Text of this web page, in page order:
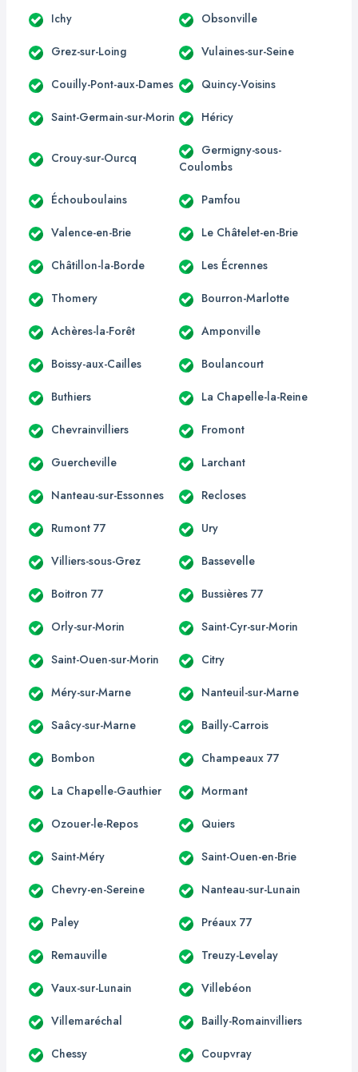
Ichy Obsonville
Grez-sur-Loing Vulaines-sur-Seine
Couilly-Pont-aux-Dames Quincy-Voisins
Saint-Germain-sur-Morin Héricy
Crouy-sur-Ourcq
Germigny-sous-
Coulombs
Échouboulains Pamfou
Valence-en-Brie Le Châtelet-en-Brie
Châtillon-la-Borde Les Écrennes
Thomery Bourron-Marlotte
Achères-la-Forêt Amponville
Boissy-aux-Cailles Boulancourt
Buthiers La Chapelle-la-Reine
Chevrainvilliers Fromont
Guercheville Larchant
Nanteau-sur-Essonnes Recloses
Rumont 77 Ury
Villiers-sous-Grez Bassevelle
Boitron 77 Bussières 77
Orly-sur-Morin Saint-Cyr-sur-Morin
Saint-Ouen-sur-Morin Citry
Méry-sur-Marne Nanteuil-sur-Marne
Saâcy-sur-Marne Bailly-Carrois
Bombon Champeaux 77
La Chapelle-Gauthier Mormant
Ozouer-le-Repos Quiers
Saint-Méry Saint-Ouen-en-Brie
Chevry-en-Sereine Nanteau-sur-Lunain
Paley Préaux 77
Remauville Treuzy-Levelay
Vaux-sur-Lunain Villebéon
Villemaréchal Bailly-Romainvilliers
Chessy Coupvray